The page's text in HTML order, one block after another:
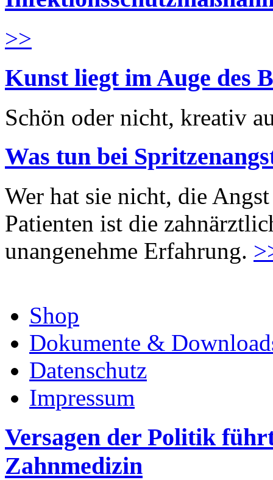
>>
Kunst liegt im Auge des
Schön oder nicht, kreativ
Was tun bei
Wer hat sie nicht, die
Patienten ist die
unangenehme Erfahrung.
Shop
Dokumente &
Datenschutz
Impressum
Versagen der Politik
Zahnmedizin